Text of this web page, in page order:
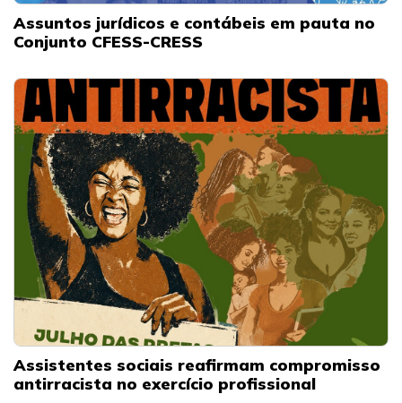
Assuntos jurídicos e contábeis em pauta no
Conjunto CFESS-CRESS
Assistentes sociais reafirmam compromisso
antirracista no exercício profissional